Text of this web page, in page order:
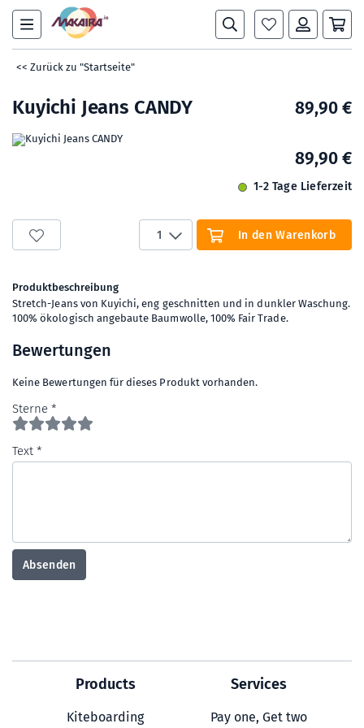
<< Zurück zu "Startseite"
Kuyichi Jeans CANDY 89,90 €
89,90 €
1-2 Tage Lieferzeit
1 In den Warenkorb
Produktbeschreibung
Stretch-Jeans von Kuyichi, eng geschnitten und in dunkler Waschung.
100% ökologisch angebaute Baumwolle, 100% Fair Trade.
Bewertungen
Keine Bewertungen für dieses Produkt vorhanden.
Sterne
Text
Absenden
Products
Kiteboarding
Services
Pay one, Get two